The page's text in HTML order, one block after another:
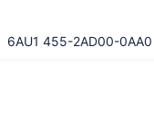
6AU1 455-2AD00-0AA0